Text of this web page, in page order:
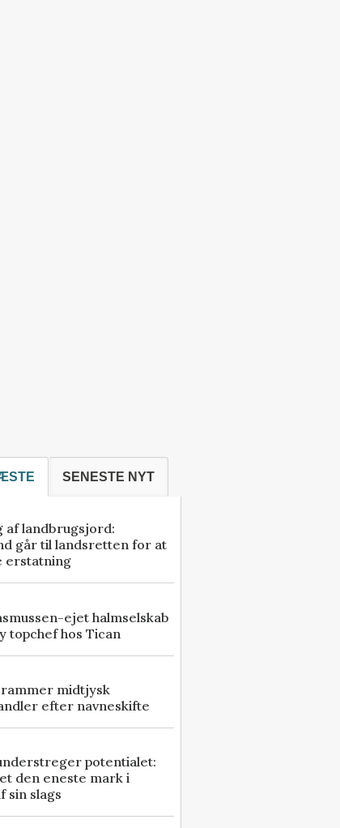
SENESTE NYT
af landbrugsjord:
går til landsretten for at
erstatning
ejet halmselskab
topchef hos Tican
midtjysk
efter navneskifte
potentialet:
den eneste mark i
sin slags